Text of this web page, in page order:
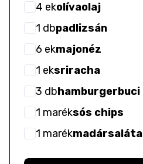
4 ekolívaolaj
1 dbpadlizsán
6 ekmajonéz
1 eksriracha
3 dbhamburgerbuci
1 maréksós chips
1 marékmadársaláta